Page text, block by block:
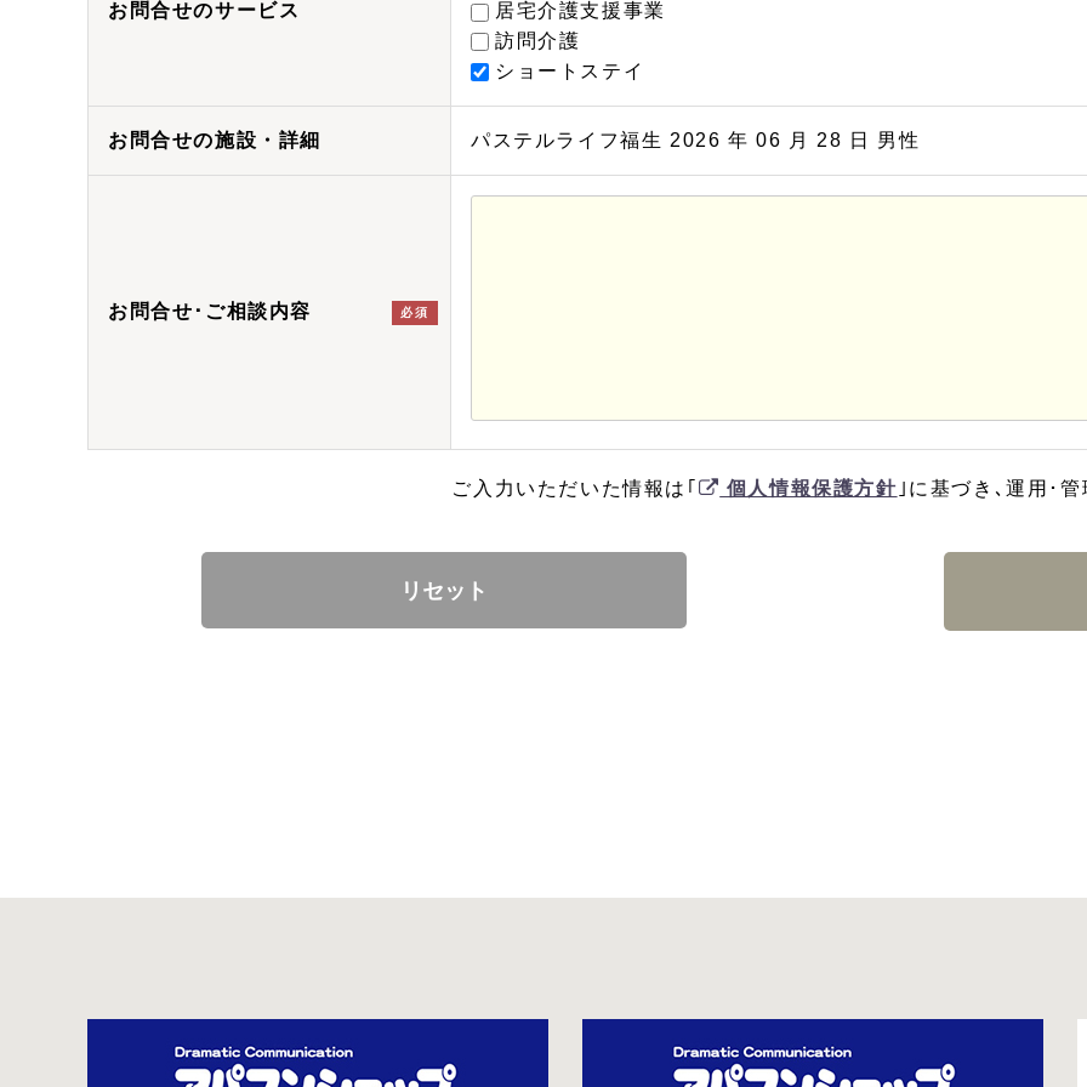
お問合せのサービス
居宅介護支援事業
訪問介護
ショートステイ
お問合せの施設・詳細 パステルライフ福生 2026 年 06 月 28 日 男性
お問合せ･ご相談内容 必須
ご入力いただいた情報は｢ 個人情報保護方針 ｣に基づき､運用･管